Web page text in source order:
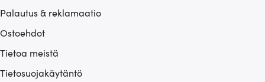
Palautus & reklamaatio
Ostoehdot
Tietoa meistä
Tietosuojakäytäntö